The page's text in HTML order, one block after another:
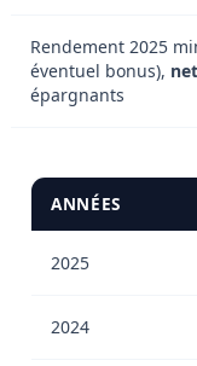
Rendement 2025
éventuel bonus), net
épargnants
ANNÉES
2025
2024